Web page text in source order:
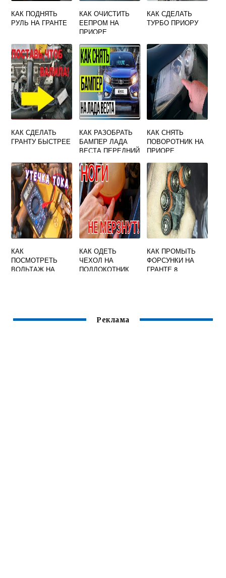
КАК ПОДНЯТЬ
РУЛЬ НА ГРАНТЕ
КАК ОЧИСТИТЬ
ЕЕПРОМ НА
ПРИОРЕ
КАК СДЕЛАТЬ
ТУРБО ПРИОРУ
КАК СДЕЛАТЬ
ГРАНТУ БЫСТРЕЕ
КАК РАЗОБРАТЬ
БАМПЕР ЛАДА
ВЕСТА ПЕРЕДНИЙ
КАК СНЯТЬ
ПОВОРОТНИК НА
ПРИОРЕ
КАК
ПОСМОТРЕТЬ
ВОЛЬТАЖ НА
КАК ОДЕТЬ
ЧЕХОЛ НА
ПОДЛОКОТНИК
КАК ПРОМЫТЬ
ФОРСУНКИ НА
ГРАНТЕ 8
Реклама